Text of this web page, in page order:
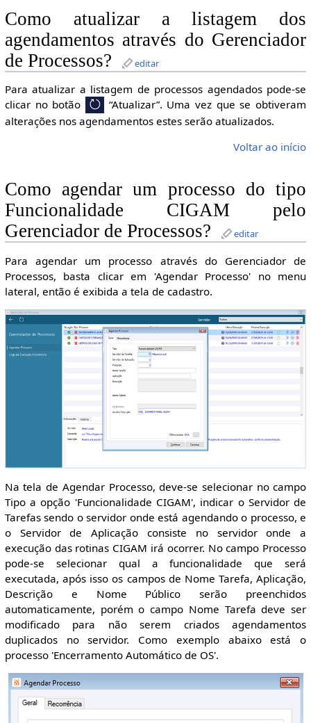
Como atualizar a listagem dos
agendamentos através do Gerenciador
de Processos?
editar
Para atualizar a listagem de processos agendados pode-se
clicar no botão
“Atualizar”. Uma vez que se obtiveram
alterações nos agendamentos estes serão atualizados.
Voltar ao início
Como agendar um processo do tipo
Funcionalidade CIGAM pelo
Gerenciador de Processos?
editar
Para agendar um processo através do Gerenciador de
Processos, basta clicar em 'Agendar Processo' no menu
lateral, então é exibida a tela de cadastro.
Na tela de Agendar Processo, deve-se selecionar no campo
Tipo a opção 'Funcionalidade CIGAM', indicar o Servidor de
Tarefas sendo o servidor onde está agendando o processo, e
o Servidor de Aplicação consiste no servidor onde a
execução das rotinas CIGAM irá ocorrer. No campo Processo
pode-se selecionar qual a funcionalidade que será
executada, após isso os campos de Nome Tarefa, Aplicação,
Descrição e Nome Público serão preenchidos
automaticamente, porém o campo Nome Tarefa deve ser
modificado para não serem criados agendamentos
duplicados no servidor. Como exemplo abaixo está o
processo 'Encerramento Automático de OS'.